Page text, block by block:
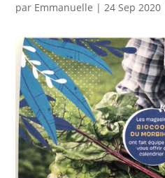
par Emmanuelle |24 Sep 2020